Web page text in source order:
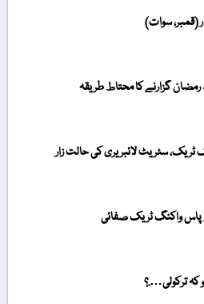
(قمبر، سوات)
گزارنے کا محتاط طریقہ
ٹریک، سٹریٹ لائبریری کی حالت زار
پاس واکنگ ٹریک صفائی
کہ ترکولی….؟